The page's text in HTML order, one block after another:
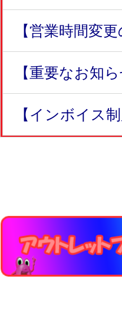
【営業時間変更
【重要なお知
【インボイス